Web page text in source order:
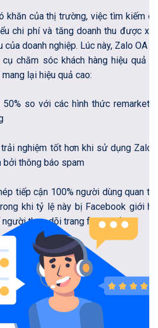
khăn của thị trường, việc tìm kiếm các
chi phí và tăng doanh thu được xem
doanh nghiệp. Lúc này, Zalo OA nổi
chăm sóc khách hàng hiệu quả với
lại hiệu quả cao:
so với các hình thức remarketing
nghiệm tốt hơn khi sử dụng Zalo vì
bởi thông báo spam
tiếp cận 100% người dùng quan tâm
khi tỷ lệ này bị Facebook giới hạn
theo dõi trang fanpage)